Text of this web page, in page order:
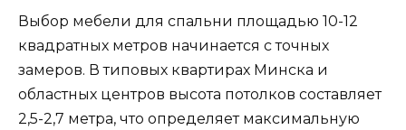
Выбор мебели для спальни площадью 10-12
квадратных метров начинается с точных
замеров. В типовых квартирах Минска и
областных центров высота потолков составляет
2,5-2,7 метра, что определяет максимальную